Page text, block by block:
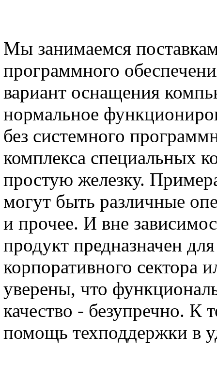
Мы занимаемся
программного
вариант оснащения
нормальное
без системного
комплекса специальных
простую железку.
могут быть различные
и прочее. И вне
продукт предназначен
корпоративного сектора
уверены, что
качество - безупречно. К
помощь техподдержки в